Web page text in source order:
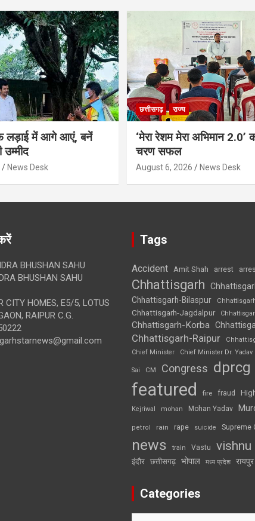
लड़ाई में आगे आएं, बनें
News Desk
छत्तीसगढ़ राज्य
‘मेरा रेशम मेरा अभिमान 2.0’
चरण सफल
August 6, 2026 News Desk
BHUSHAN SAHU
BHUSHAN SAHU
CITY HOMES, E5/5, LOTUS
RAIPUR C.G.
Tags
Accident Amit Shah arrest
Chhattisgarh
Chhattisgarh-Bilaspur
Chhattisgarh-Jagdalpur
Chhattisgarh-Korba
Chhattisgarh-Raipur
Chief Minister
Chief Minister Dr. Yadav
Sai CM Congress dprcg
featured fire fraud
Kejriwal mohan Mohan Yadav
petrol rain rape suicide Supreme
news
train Vastu vishnu
इंदौर छत्तीसगढ़ भोपाल मध्य प्रदेश रायपुर
Categories